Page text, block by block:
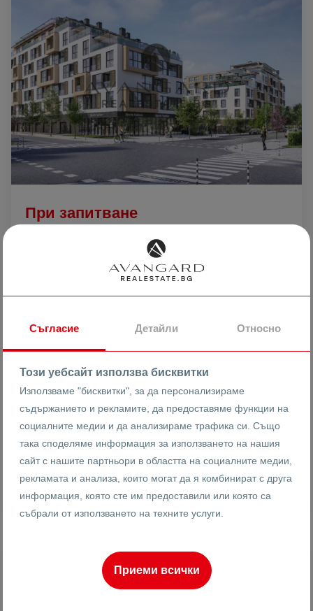
При запитване
ДВУСТАЕН АПАРТАМЕНТ / НАЙ -
ЛУКСОЗНИЯТ КОМПЛЕКС В ГРАДА!
11235
Реф #
4
6
Етаж
69 m2
Площ
Съгласие Детайли Относно
Този уебсайт използва бисквитки
Използваме "бисквитки", за да персонализираме
съдържанието и рекламите, да предоставяме функции на
социалните медии и да анализираме трафика си. Също
така споделяме информация за използването на нашия
сайт с нашите партньори в областта на социалните медии,
рекламата и анализа, които могат да я комбинират с друга
информация, която сте им предоставили или която са
събрали от използването на техните услуги.
Приеми всички